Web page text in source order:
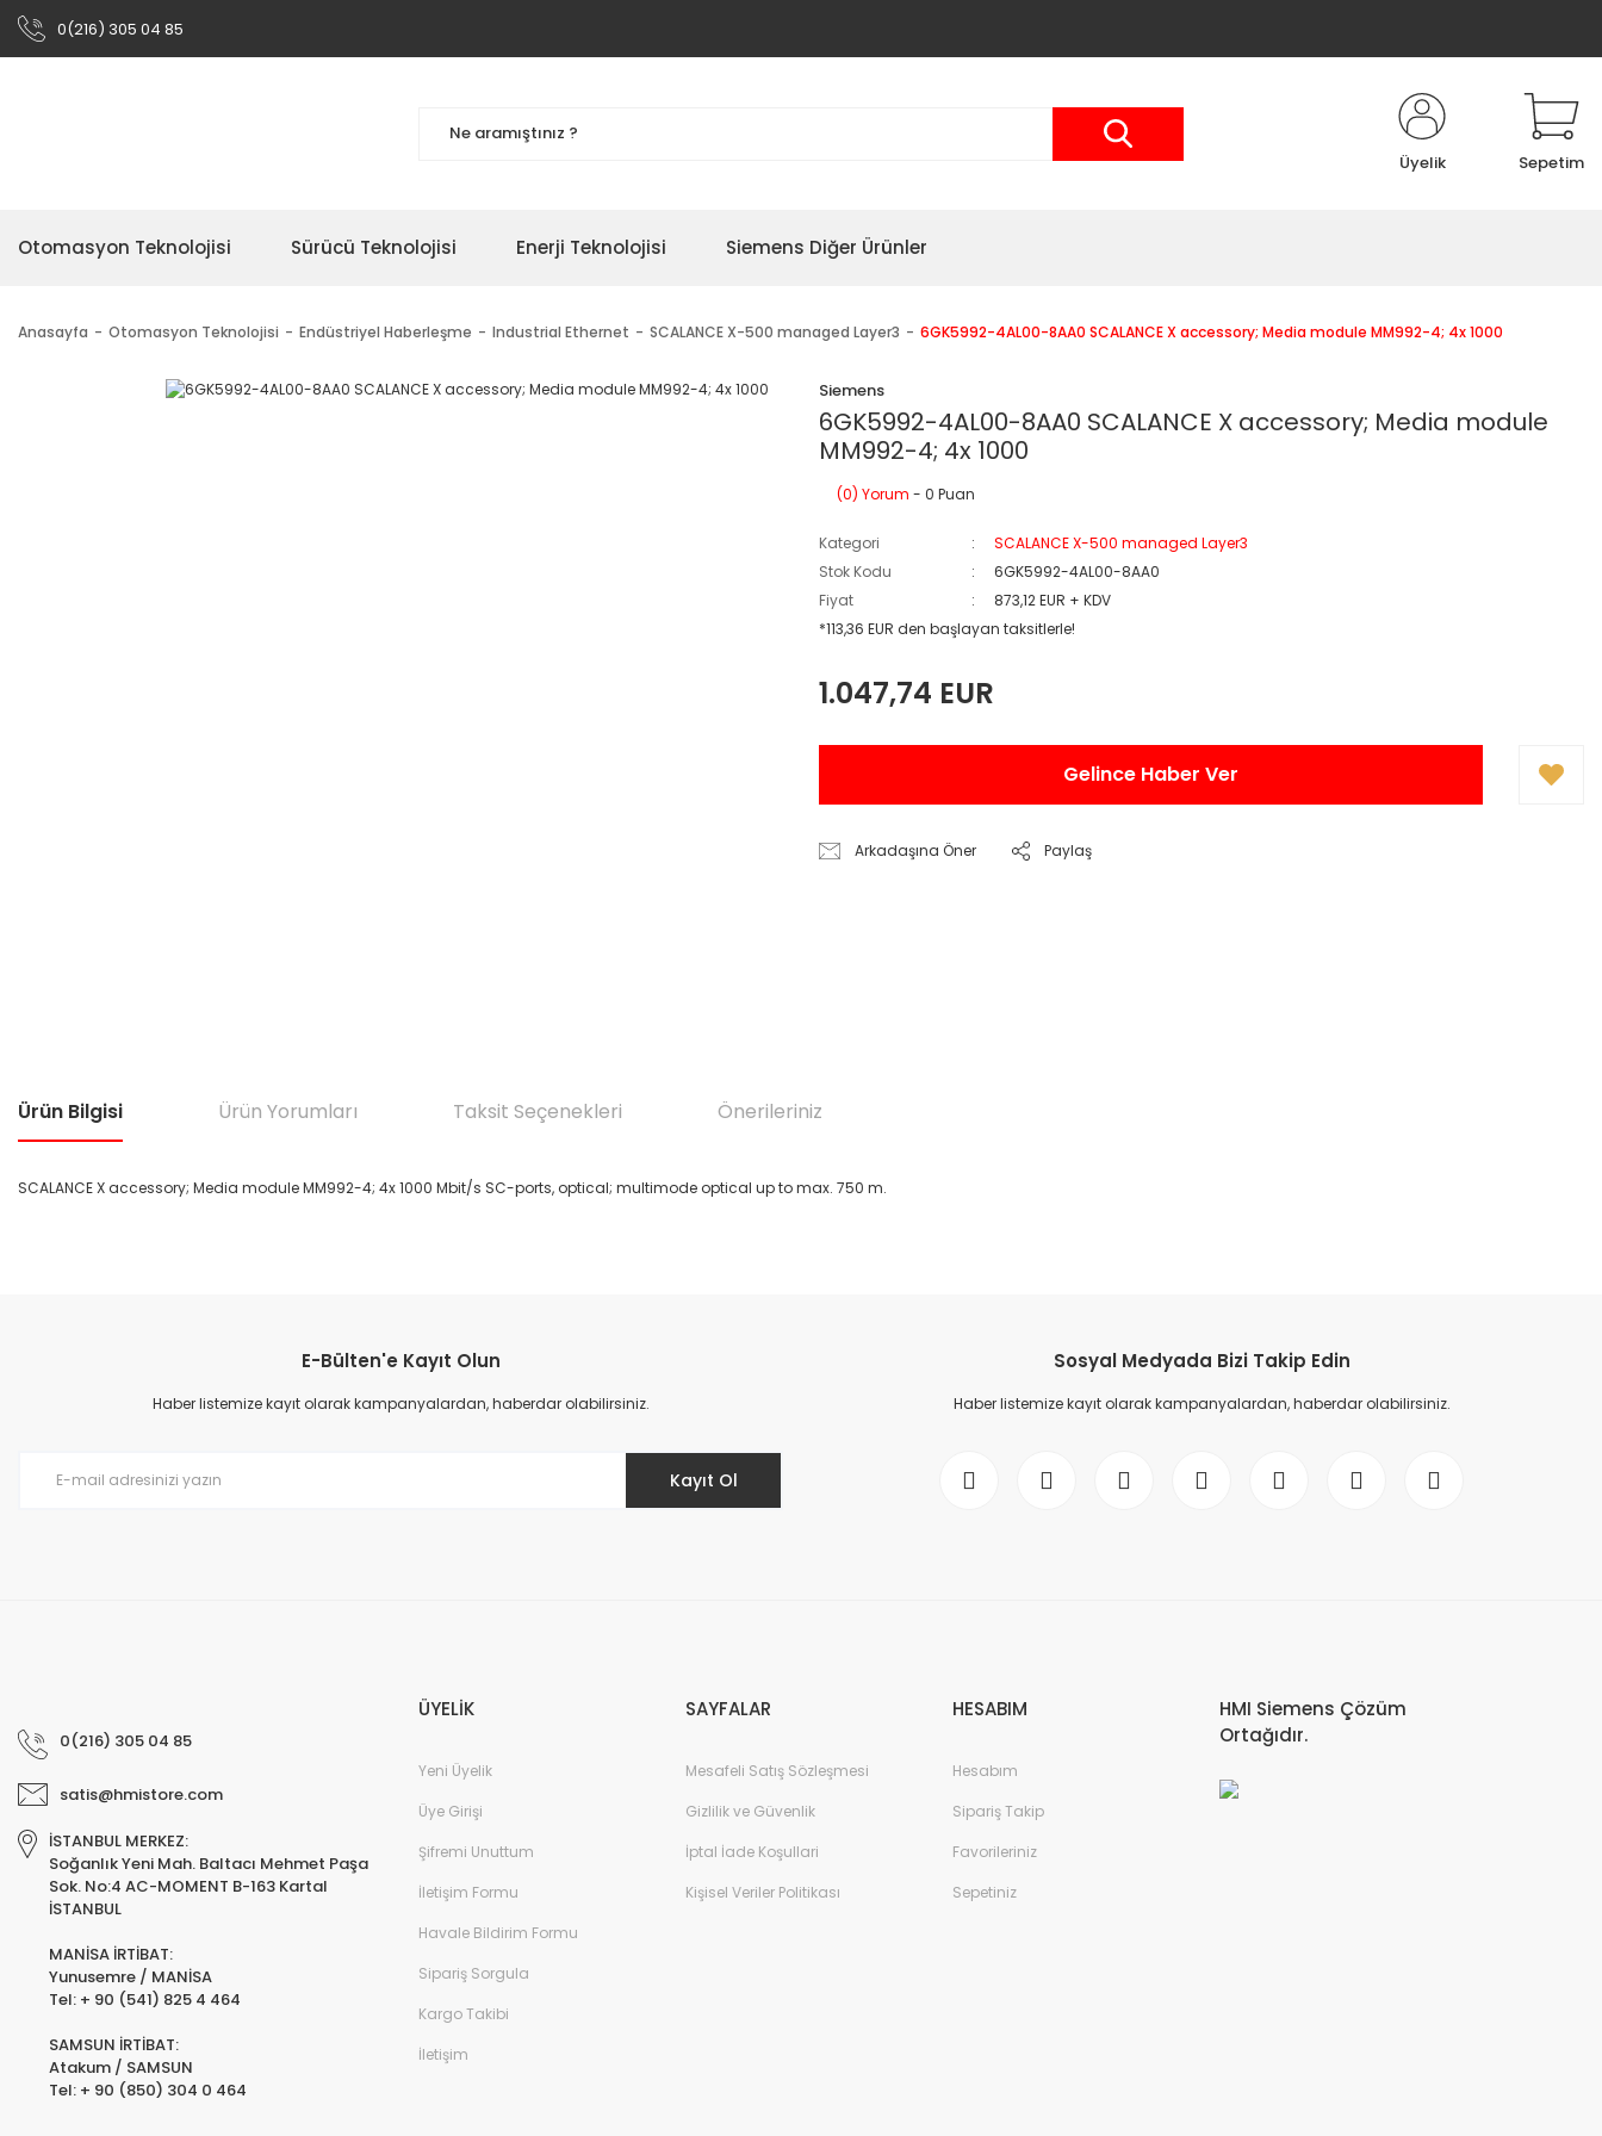
0(216) 305 04 85
Üyelik Sepetim
Otomasyon Teknolojisi Sürücü Teknolojisi Enerji Teknolojisi Siemens Diğer Ürünler
Anasayfa Otomasyon Teknolojisi Endüstriyel Haberleşme Industrial Ethernet SCALANCE X-500 managed Layer3 6GK5992-4AL00-8AA0 SCALANCE X accessory; Media module MM992-4; 4x 1000
Siemens
6GK5992-4AL00-8AA0 SCALANCE X accessory; Media module
MM992-4; 4x 1000
(0) Yorum - 0 Puan
Kategori
SCALANCE X-500 managed Layer3
Stok Kodu
6GK5992-4AL00-8AA0
Fiyat
873,12 EUR + KDV
*113,36 EUR den başlayan taksitlerle!
1.047,74 EUR
Gelince Haber Ver
Arkadaşına Öner Paylaş
Ürün Bilgisi Ürün Yorumları Taksit Seçenekleri Önerileriniz
SCALANCE X accessory; Media module MM992-4; 4x 1000 Mbit/s SC-ports, optical; multimode optical up to max. 750 m.
Ürün resmi kalitesiz, bozuk veya görüntülenemiyor.
Ürün açıklamasında eksik bilgiler bulunuyor.
E-Bülten'e Kayıt Olun
Haber listemize kayıt olarak kampanyalardan, haberdar olabilirsiniz.
Kayıt Ol
Sosyal Medyada Bizi Takip Edin
Haber listemize kayıt olarak kampanyalardan, haberdar olabilirsiniz.
0(216) 305 04 85
satis@hmistore.com
İSTANBUL MERKEZ:
Soğanlık Yeni Mah. Baltacı Mehmet Paşa
Sok. No:4 AC-MOMENT B-163 Kartal
İSTANBUL
MANİSA İRTİBAT:
Yunusemre / MANİSA
Tel: + 90 (541) 825 4 464
SAMSUN İRTİBAT:
Atakum / SAMSUN
Tel: + 90 (850) 304 0 464
ÜYELİK
Yeni Üyelik
Üye Girişi
Şifremi Unuttum
İletişim Formu
Havale Bildirim Formu
Sipariş Sorgula
Kargo Takibi
İletişim
SAYFALAR
Mesafeli Satış Sözleşmesi
Gizlilik ve Güvenlik
İptal İade Koşullari
Kişisel Veriler Politikası
HESABIM
Hesabım
Sipariş Takip
Favorileriniz
Sepetiniz
HMI Siemens Çözüm
Ortağıdır.